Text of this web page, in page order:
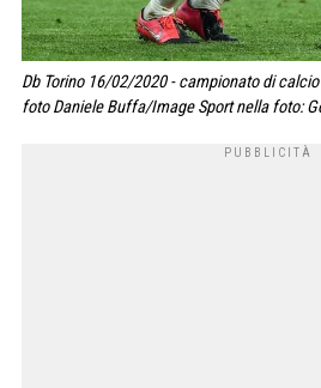
Db Torino 16/02/2020 - campionato di
foto Daniele Buffa/Image Sport nella foto: